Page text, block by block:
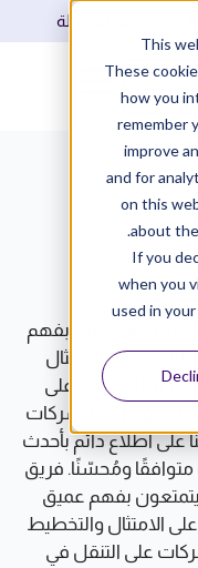
This
These
how you
remember
improve
and for
on this
about
If you
when you
used in
حدد موعد للمقابلة
مهرة يتمتعون بفهم
على الامتثال
نساعد الشركات على
وضريبة الشركات
على اطلاع دائم بأحدث
متوافقًا ومُحسّنًا. فريق
بفهم عميق
على الامتثال والتخطيط
على التنقل في